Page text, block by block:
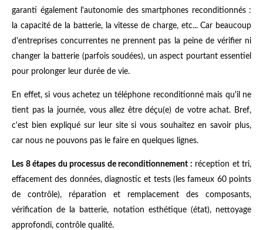
garanti également l'autonomie des smartphones reconditionnés :
la capacité de la batterie, la vitesse de charge, etc... Car beaucoup
d'entreprises concurrentes ne prennent pas la peine de vérifier ni
changer la batterie (parfois soudées), un aspect pourtant essentiel
pour prolonger leur durée de vie.
En effet, si vous achetez un téléphone reconditionné mais qu'il ne
tient pas la journée, vous allez être déçu(e) de votre achat. Bref,
c'est bien expliqué sur leur site si vous souhaitez en savoir plus,
car nous ne pouvons pas le faire en quelques lignes.
Les 8 étapes du processus de reconditionnement : réception et tri,
effacement des données, diagnostic et tests (les fameux 60 points
de contrôle), réparation et remplacement des composants,
vérification de la batterie, notation esthétique (état), nettoyage
approfondi, contrôle qualité.